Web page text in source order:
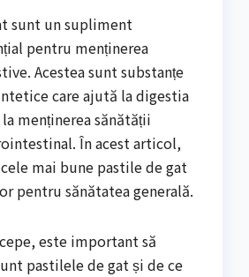
sunt un supliment
pentru menținerea
Acestea sunt substanțe
care ajută la digestia
menținerea sănătății
În acest articol,
mai bune pastile de gat
pentru sănătatea generală.
este important să
pastilele de gat și de ce